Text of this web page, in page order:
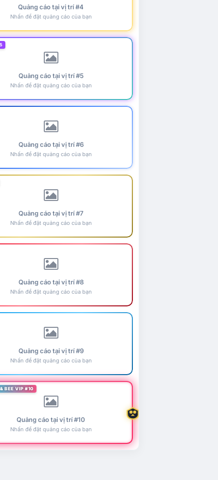
Quảng cáo tại vị trí #4
Nhấn để đặt quảng cáo của bạn
Quảng cáo tại vị trí #5
Nhấn để đặt quảng cáo của bạn
Quảng cáo tại vị trí #6
Nhấn để đặt quảng cáo của bạn
Quảng cáo tại vị trí #7
Nhấn để đặt quảng cáo của bạn
Quảng cáo tại vị trí #8
Nhấn để đặt quảng cáo của bạn
Quảng cáo tại vị trí #9
Nhấn để đặt quảng cáo của bạn
BEE VIP #10
Quảng cáo tại vị trí #10
Nhấn để đặt quảng cáo của bạn